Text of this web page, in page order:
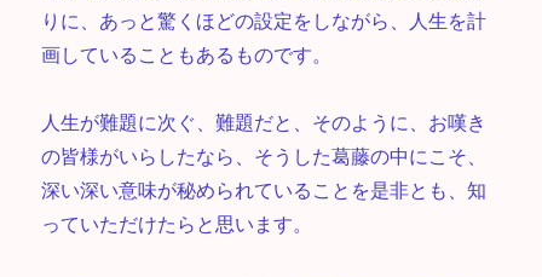
りに、あっと驚くほどの設定をしながら、人生を計
画していることもあるものです。
人生が難題に次ぐ、難題だと、そのように、お嘆き
の皆様がいらしたなら、そうした葛藤の中にこそ、
深い深い意味が秘められていることを是非とも、知
っていただけたらと思います。